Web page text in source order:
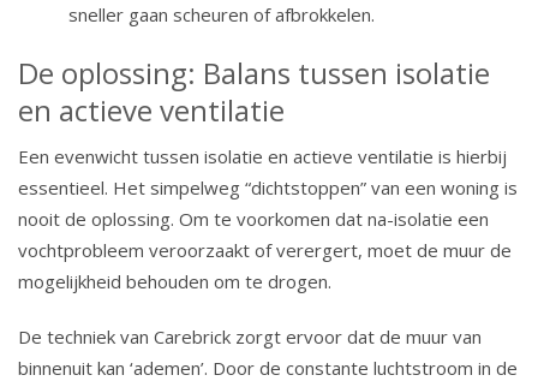
sneller gaan scheuren of afbrokkelen.
De oplossing: Balans tussen isolatie
en actieve ventilatie
Een evenwicht tussen isolatie en actieve ventilatie is hierbij
essentieel. Het simpelweg “dichtstoppen” van een woning is
nooit de oplossing. Om te voorkomen dat na-isolatie een
vochtprobleem veroorzaakt of verergert, moet de muur de
mogelijkheid behouden om te drogen.
De techniek van Carebrick zorgt ervoor dat de muur van
binnenuit kan ‘ademen’. Door de constante luchtstroom in de